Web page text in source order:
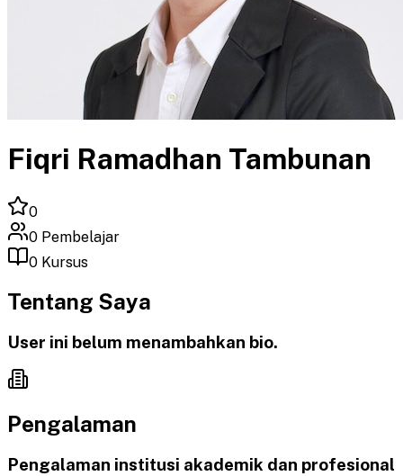
Fiqri Ramadhan Tambunan
0
0 Pembelajar
0 Kursus
Tentang Saya
User ini belum menambahkan bio.
Pengalaman
Pengalaman institusi akademik dan profesional